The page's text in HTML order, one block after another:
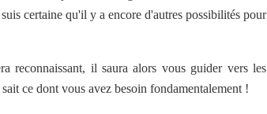
certaine qu'il y a encore d'autres possibilités pour
reconnaissant, il saura alors vous guider vers les
ce dont vous avez besoin fondamentalement !